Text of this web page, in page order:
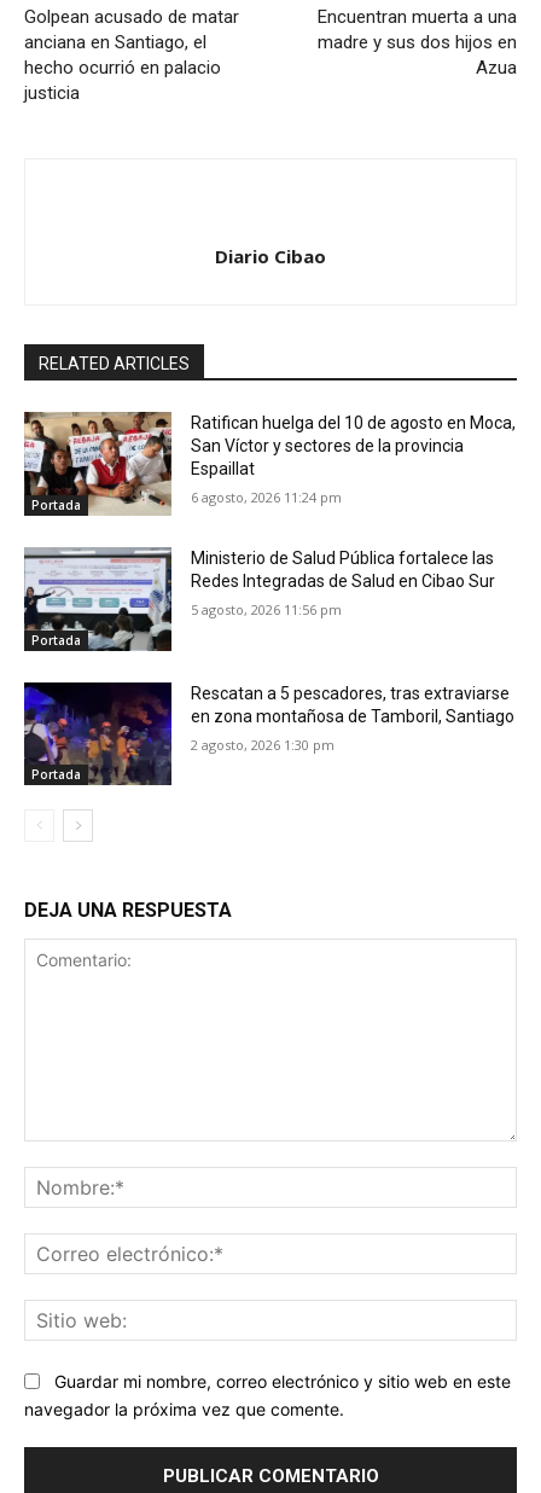
Golpean acusado de matar
anciana en Santiago, el
hecho ocurrió en palacio
justicia
Encuentran muerta a una
madre y sus dos hijos en
Azua
Diario Cibao
RELATED ARTICLES
Portada
Ratifican huelga del 10 de agosto en Moca,
San Víctor y sectores de la provincia
Espaillat
6 agosto, 2026 11:24 pm
Portada
Ministerio de Salud Pública fortalece las
Redes Integradas de Salud en Cibao Sur
5 agosto, 2026 11:56 pm
Portada
Rescatan a 5 pescadores, tras extraviarse
en zona montañosa de Tamboril, Santiago
2 agosto, 2026 1:30 pm
DEJA UNA RESPUESTA
Guardar mi nombre, correo electrónico y sitio web en este
navegador la próxima vez que comente.